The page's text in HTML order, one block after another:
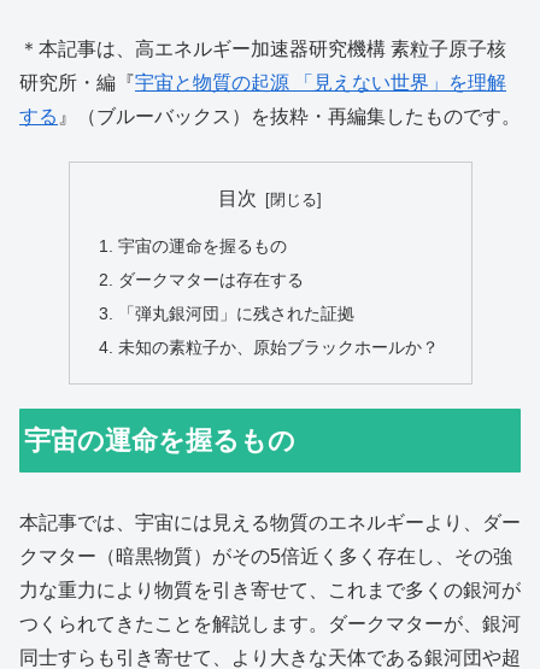
＊本記事は、高エネルギー加速器研究機構 素粒子原子核
研究所・編『宇宙と物質の起源 「見えない世界」を理解
する 』（ブルーバックス）を抜粋・再編集したものです。
目次
宇宙の運命を握るもの
ダークマターは存在する
「弾丸銀河団」に残された証拠
未知の素粒子か、原始ブラックホールか？
宇宙の運命を握るもの
本記事では、宇宙には見える物質のエネルギーより、ダー
クマター（暗黒物質）がその5倍近く多く存在し、その強
力な重力により物質を引き寄せて、これまで多くの銀河が
つくられてきたことを解説します。ダークマターが、銀河
同士すらも引き寄せて、より大きな天体である銀河団や超